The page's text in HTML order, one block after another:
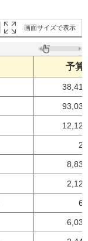
画面サイズで表示
予算